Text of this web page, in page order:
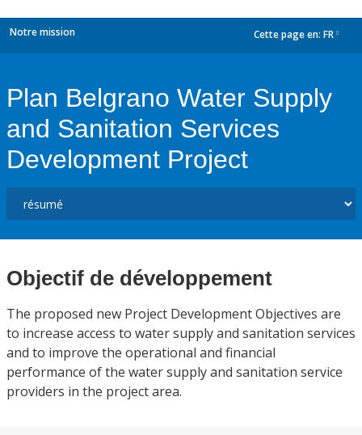
Notre mission Cette page en: FR
Plan Belgrano Water Supply
and Sanitation Services
Development Project
Objectif de développement
The proposed new Project Development Objectives are
to increase access to water supply and sanitation services
and to improve the operational and financial
performance of the water supply and sanitation service
providers in the project area.